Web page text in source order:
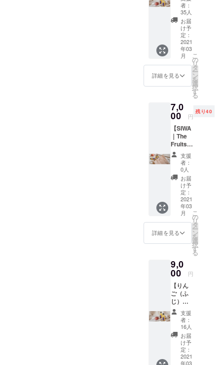
ジュー
ス
（250m
l）6本
セッ
ト】 ※
長野県
産りん
ご（ふ
じ）果
汁100%
（スト
レー
ト） ※
デザイ
ン・仕
様は一
部変更
になる
可能性
がござ
いま
す。 ※
送料込
み（100
サイ
ズ）の
価格で
合等に
より出
荷時期
が遅れ
る場合
がござ
いま
す。 ※
賞味期
限：
ジュー
ス製造
から2年
者：
35人
お届
け予
定：
2021
年03
月
詳細を見る
こ
の
リ
タ
ー
ン
を
選
択
す
る
7,0
00 円
残り40
【SIWA
｜The
Fruits
Compa
ny™ ス
クエア
バッ
グ】 ・
SIWA｜
The
Fruits
Compa
ny™ ス
クエア
バッグ
1個 -
ズ：
H340 ×
W320 ×
D115
mm -
重さ：
110g ※
デザイ
ン・仕
様は一
部変更
になる
可能性
支援
者：
0人
お届
け予
定：
2021
年03
月
詳細を見る
こ
の
リ
タ
ー
ン
を
選
択
す
る
9,0
00 円
【りん
ご（ふ
じ）ス
トレー
ト
ジュー
ス
（250m
l）12本
セッ
支援
者：
16人
お届
け予
定：
2021
年03